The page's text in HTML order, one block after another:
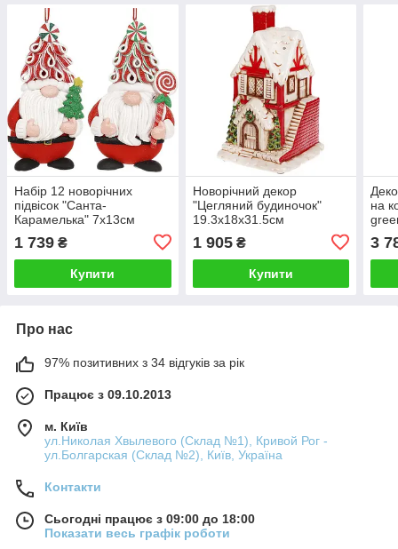
Набір 12 новорічних
підвісок "Санта-
Карамелька" 7х13см
1 739 ₴
Купити
Новорічний декор
"Цегляний будиночок"
19.3х18х31.5см
підсвіткою, кераміка
1 905₴
Купити
на
3
Про нас
97% позитивних з 34 відгуків за рік
Працює з 09.10.2013
м. Київ
ул.Николая Хвылевого (Склад №1), Кривой Рог -
ул.Болгарская (Склад №2), Київ, Україна
Контакти
Сьогодні працює з 09:00 до 18:00
Показати весь графік роботи